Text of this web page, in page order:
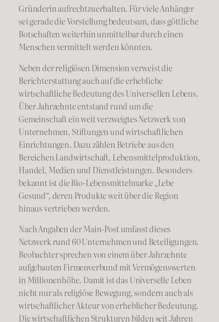
Gründerin aufrechtzuerhalten. Für viele Anhänger
sei gerade die Vorstellung bedeutsam, dass göttliche
Botschaften weiterhin unmittelbar durch einen
Menschen vermittelt werden könnten.
Neben der religiösen Dimension verweist die
Berichterstattung auch auf die erhebliche
wirtschaftliche Bedeutung des Universellen Lebens.
Über Jahrzehnte entstand rund um die
Gemeinschaft ein weit verzweigtes Netzwerk von
Unternehmen, Stiftungen und wirtschaftlichen
Einrichtungen. Dazu zählen Betriebe aus den
Bereichen Landwirtschaft, Lebensmittelproduktion,
Handel, Medien und Dienstleistungen. Besonders
bekannt ist die Bio-Lebensmittelmarke „Lebe
Gesund“, deren Produkte weit über die Region
hinaus vertrieben werden.
Nach Angaben der Main-Post umfasst dieses
Netzwerk rund 60 Unternehmen und Beteiligungen.
Beobachter sprechen von einem über Jahrzehnte
aufgebauten Firmenverbund mit Vermögenswerten
in Millionenhöhe. Damit ist das Universelle Leben
nicht nur als religiöse Bewegung, sondern auch als
wirtschaftlicher Akteur von erheblicher Bedeutung.
Die wirtschaftlichen Strukturen bilden seit Jahren